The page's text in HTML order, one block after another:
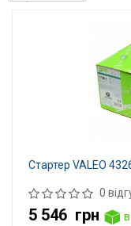
Стартер VALEO
0
5 546 грн